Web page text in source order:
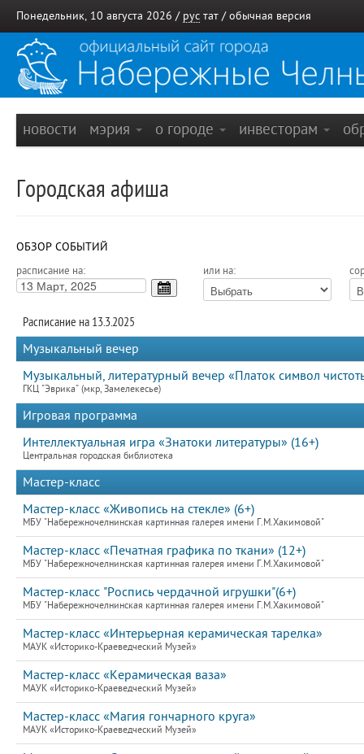
Понедельник, 10 августа 2026 / рус тат / обычная версия
новости мэрия о городе инвесторам
Городская афиша
ОБЗОР СОБЫТИЙ
расписание на: или на:
Расписание на 13.3.2025
Музыкальный вечер
Музыкальный, литературный вечер «Платок символ
ГКЦ "Эврика" (мкр, Замелекесье)
Игровая программа
Интеллектуальная игра «Знатоки литературы» (16+)
Центральная городская библиотека
Мастер-класс
Мастер-класс «Живопись на стекле» (6+)
МБУ "Набережночелнинская картинная галерея имени Г.М.Хакимовой"
Мастер-класс «Печатная графика по ткани» (12+)
МБУ "Набережночелнинская картинная галерея имени Г.М.Хакимовой"
Мастер-класс "Роспись чердачной игрушки"(6+)
МБУ "Набережночелнинская картинная галерея имени Г.М.Хакимовой"
Мастер-класс «Интерьерная керамическая тарелка»
МАУК «Историко-Краеведческий Музей»
Мастер-класс «Керамическая ваза»
МАУК «Историко-Краеведческий Музей»
Мастер-класс «Магия гончарного круга»
МАУК «Историко-Краеведческий Музей»